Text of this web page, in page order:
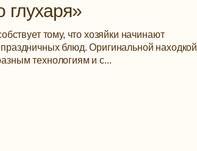
тому, что хозяйки начинают
блюд. Оригинальной находкой
технологиям и с...